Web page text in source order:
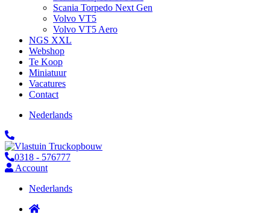
Scania Torpedo Next Gen
Volvo VT5
Volvo VT5 Aero
NGS XXL
Webshop
Te Koop
Miniatuur
Vacatures
Contact
Nederlands
0318 - 576777
Account
Nederlands